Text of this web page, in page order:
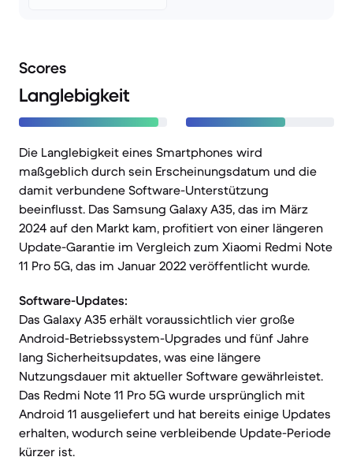
Scores
Langlebigkeit
Die Langlebigkeit eines Smartphones wird
maßgeblich durch sein Erscheinungsdatum und die
damit verbundene Software-Unterstützung
beeinflusst. Das Samsung Galaxy A35, das im März
2024 auf den Markt kam, profitiert von einer längeren
Update-Garantie im Vergleich zum Xiaomi Redmi Note
11 Pro 5G, das im Januar 2022 veröffentlicht wurde.
Software-Updates:
Das Galaxy A35 erhält voraussichtlich vier große
Android-Betriebssystem-Upgrades und fünf Jahre
lang Sicherheitsupdates, was eine längere
Nutzungsdauer mit aktueller Software gewährleistet.
Das Redmi Note 11 Pro 5G wurde ursprünglich mit
Android 11 ausgeliefert und hat bereits einige Updates
erhalten, wodurch seine verbleibende Update-Periode
kürzer ist.